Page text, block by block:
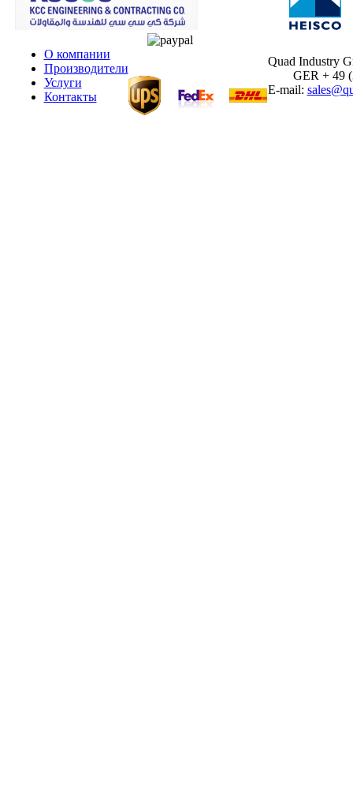
О компании
Производители
Услуги
Контакты
Quad Industry
GER + 49
E-mail: